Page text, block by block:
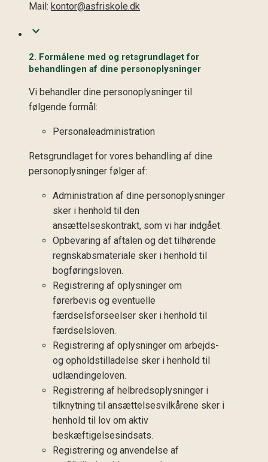
Mail: kontor@asfriskole.dk
2. Formålene med og retsgrundlaget for
behandlingen af dine personoplysninger
Vi behandler dine personoplysninger til
følgende formål:
Personaleadministration
Retsgrundlaget for vores behandling af dine
personoplysninger følger af:
Administration af dine personoplysninger
sker i henhold til den
ansættelseskontrakt, som vi har indgået.
Opbevaring af aftalen og det tilhørende
regnskabsmateriale sker i henhold til
bogføringsloven.
Registrering af oplysninger om
førerbevis og eventuelle
færdselsforseelser sker i henhold til
færdselsloven.
Registrering af oplysninger om arbejds-
og opholdstilladelse sker i henhold til
udlændingeloven.
Registrering af helbredsoplysninger i
tilknytning til ansættelsesvilkårene sker i
henhold til lov om aktiv
beskæftigelsesindsats.
Registrering og anvendelse af